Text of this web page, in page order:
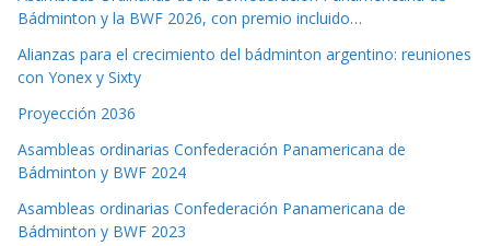
Bádminton y la BWF 2026, con premio incluido…
Alianzas para el crecimiento del bádminton argentino: reuniones
con Yonex y Sixty
Proyección 2036
Asambleas ordinarias Confederación Panamericana de
Bádminton y BWF 2024
Asambleas ordinarias Confederación Panamericana de
Bádminton y BWF 2023